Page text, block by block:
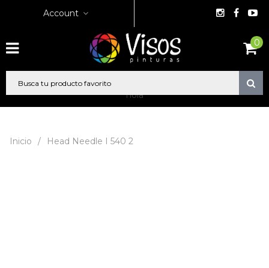
Account
0
hola
Inicio / Head Needle I 540 2